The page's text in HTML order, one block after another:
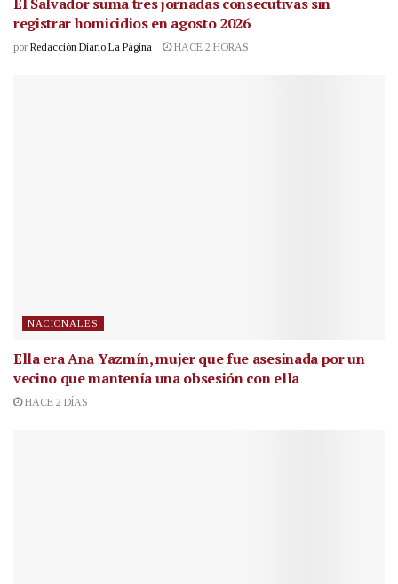
El Salvador suma tres jornadas consecutivas sin
registrar homicidios en agosto 2026
por Redacción Diario La Página HACE 2 HORAS
NACIONALES
Ella era Ana Yazmín, mujer que fue asesinada por un
vecino que mantenía una obsesión con ella
HACE 2 DÍAS